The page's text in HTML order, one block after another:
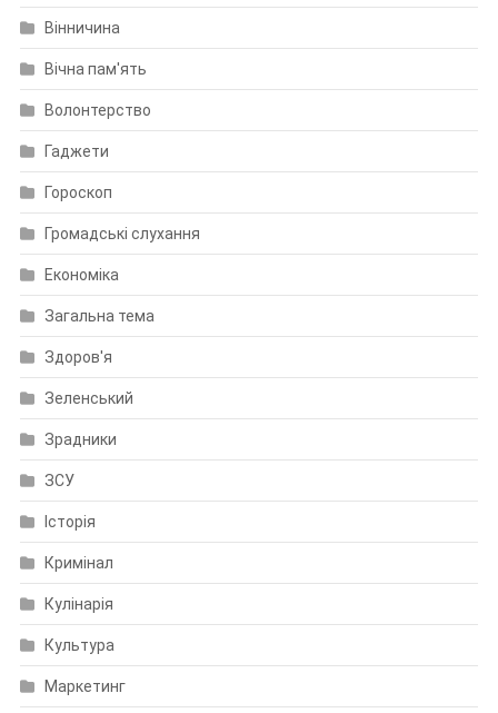
Вінничина
Вічна пам'ять
Волонтерство
Гаджети
Гороскоп
Громадські слухання
Економіка
Загальна тема
Здоров'я
Зеленський
Зрадники
ЗСУ
Історія
Кримінал
Кулінарія
Культура
Маркетинг